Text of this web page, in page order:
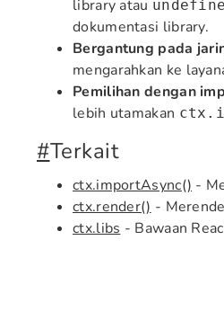
library atau
dokumentasi library.
Bergantung pada
mengarahkan ke
Pemilihan dengan
lebih utamakan
#Terkait
ctx.importAsync() -
ctx.render() -
ctx.libs - Bawaan